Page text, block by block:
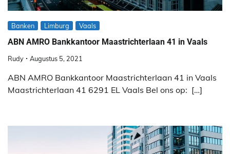
Banken Limburg Vaals
ABN AMRO Bankkantoor Maastrichterlaan 41 in Vaals
Rudy Augustus 5, 2021
ABN AMRO Bankkantoor Maastrichterlaan 41 in Vaals
Maastrichterlaan 41 6291 EL Vaals Bel ons op: […]